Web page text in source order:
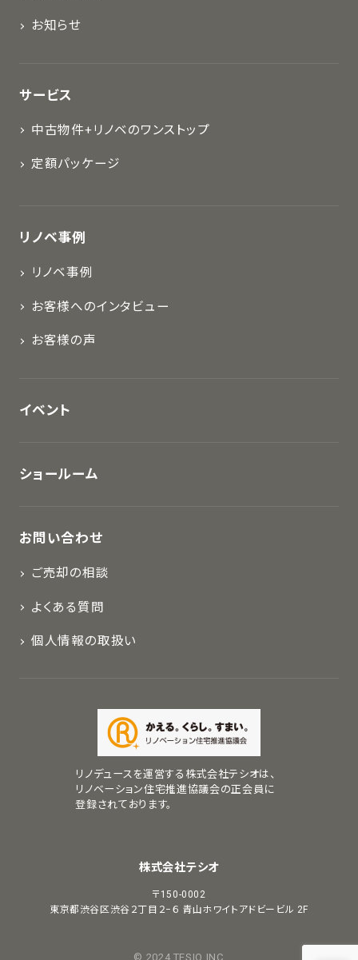
お知らせ
サービス
中古物件+リノベのワンストップ
定額パッケージ
リノベ事例
リノベ事例
お客様へのインタビュー
お客様の声
イベント
ショールーム
お問い合わせ
ご売却の相談
よくある質問
個人情報の取扱い
リノデュースを運営する株式会社テシオは、
リノベーション住宅推進協議会の正会員に
登録されております。
株式会社テシオ
〒150-0002
東京都渋谷区渋谷２丁目２−６ 青山ホワイトアドビービル 2F
© 2024 TESIO INC